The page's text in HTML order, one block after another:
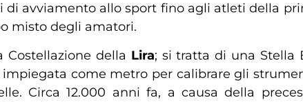
avviamento allo sport fino agli atleti della
misto degli amatori.
della Lira; si tratta di una Stella
come metro per calibrare gli
Circa 12.000 anni fa, a causa della